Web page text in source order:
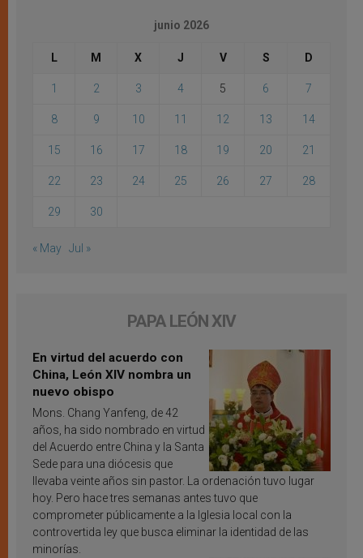
junio 2026
L M X J V S D
1 2 3 4 5 6 7
8 9 10 11 12 13 14
15 16 17 18 19 20 21
22 23 24 25 26 27 28
29 30
« May Jul »
PAPA LEÓN XIV
En virtud del acuerdo con
China, León XIV nombra un
nuevo obispo
Mons. Chang Yanfeng, de 42
años, ha sido nombrado en virtud
del Acuerdo entre China y la Santa
Sede para una diócesis que
llevaba veinte años sin pastor. La ordenación tuvo lugar
hoy. Pero hace tres semanas antes tuvo que
comprometer públicamente a la Iglesia local con la
controvertida ley que busca eliminar la identidad de las
minorías.